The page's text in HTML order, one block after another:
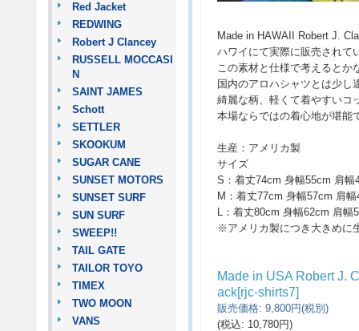
Red Jacket
REDWING
Robert J Clancey
RUSSELL MOCCASI
N
SAINT JAMES
Schott
SETTLER
SKOOKUM
SUGAR CANE
SUNSET MOTORS
SUNSET SURF
SUN SURF
SWEEP!!
TAIL GATE
TAILOR TOYO
TIMEX
TWO MOON
VANS
Made in HAWAII Robert J.
ハワイにて実際に販売されて
この素材と仕様で考えるとか
国内のアロハシャツとは少し
綺麗な柄、軽くて着やすいコ
本場ならではの着心地が堪能
生産：アメリカ製
サイズ
S：着丈74cm 身幅55cm 肩幅
M：着丈77cm 身幅57cm 肩
L：着丈80cm 身幅62cm 肩幅
※アメリカ製につき大きめに
Made in USA Robert J.
ack[rjc-shirts7]
販売価格: 9,800円(税別)
(税込: 10,780円)